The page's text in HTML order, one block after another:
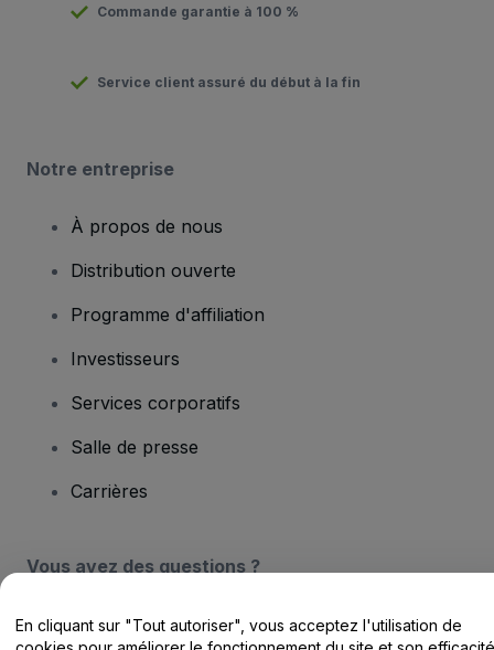
Commande garantie à 100 %
Service client assuré du début à la fin
Notre entreprise
À propos de nous
Distribution ouverte
Programme d'affiliation
Investisseurs
Services corporatifs
Salle de presse
Carrières
Vous avez des questions ?
Centre d'assistance / Nous contacter
En cliquant sur "Tout autoriser", vous acceptez l'utilisation de